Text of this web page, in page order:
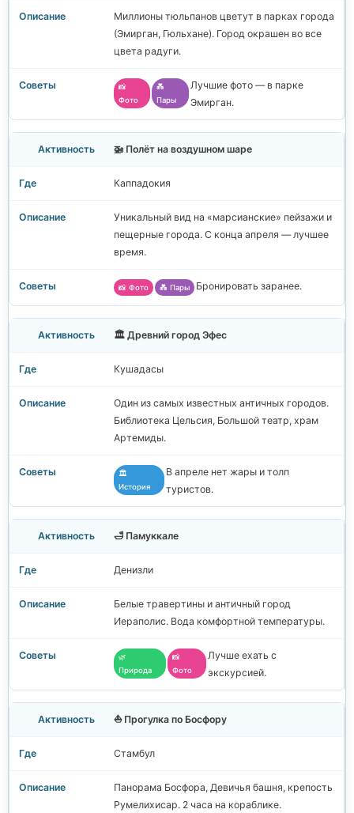
Миллионы тюльпанов цветут в парках города
(Эмирган, Гюльхане). Город окрашен во все
цвета радуги.
📸
Фото
💑
Пары
Лучшие фото — в парке
Эмирган.
🚁 Полёт на воздушном шаре
Каппадокия
Уникальный вид на «марсианские» пейзажи и
пещерные города. С конца апреля — лучшее
время.
📸 Фото 💑 Пары Бронировать заранее.
🏛️ Древний город Эфес
Кушадасы
Один из самых известных античных городов.
Библиотека Цельсия, Большой театр, храм
Артемиды.
🏛️
История
В апреле нет жары и толп
туристов.
🛁 Памуккале
Денизли
Белые травертины и античный город
Иераполис. Вода комфортной температуры.
🌿
Природа
📸
Фото
Лучше ехать с
экскурсией.
⛵ Прогулка по Босфору
Стамбул
Панорама Босфора, Девичья башня, крепость
Румелихисар. 2 часа на кораблике.